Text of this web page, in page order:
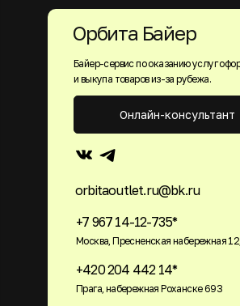
Байер-сервис по оказанию услуг
и выкупа товаров из-за рубежа.
+7 967 14-12-735*
Москва, Пресненская набережная
+420 204 442 14*
Прага, набережная Роханске 693
orbitaoutlet.ru@bk.ru
Онлайн-консультант
Орбита Байер